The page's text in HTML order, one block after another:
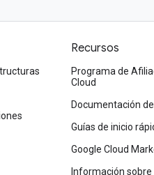
Recursos
Programa de
Cloud
Documentación
Guías de inicio
Google Cloud
Información